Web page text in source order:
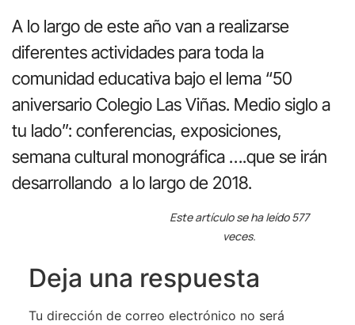
A lo largo de este año van a realizarse
diferentes actividades para toda la
comunidad educativa bajo el lema “50
aniversario Colegio Las Viñas. Medio siglo a
tu lado”: conferencias, exposiciones,
semana cultural monográfica ….que se irán
desarrollando a lo largo de 2018.
Este artículo se ha leído 577
veces.
Deja una respuesta
Tu dirección de correo electrónico no será